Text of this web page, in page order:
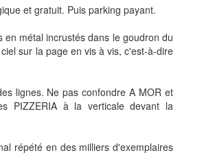
et gratuit. Puis parking payant.
en métal incrustés dans le goudron du
sur la page en vis à vis, c'est-à-dire
lignes. Ne pas confondre A MOR et
PIZZERIA à la verticale devant la
répété en des milliers d'exemplaires